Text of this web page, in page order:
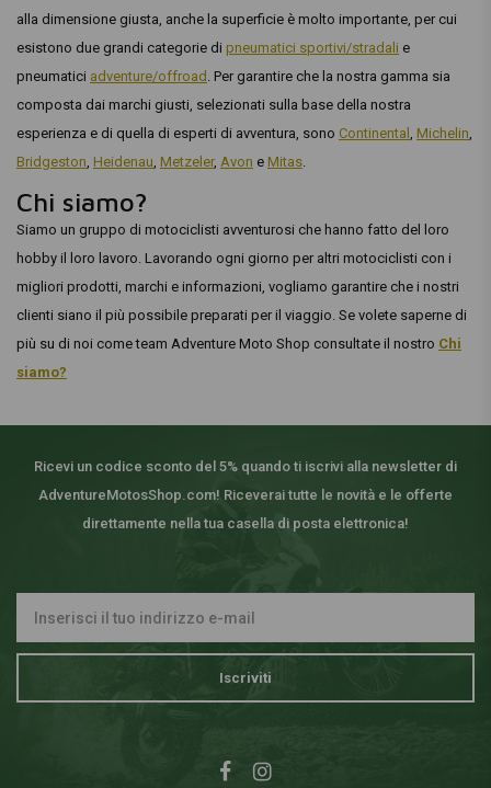
alla dimensione giusta, anche la superficie è molto importante, per cui
esistono due grandi categorie di pneumatici sportivi/stradali e
pneumatici adventure/offroad . Per garantire che la nostra gamma sia
composta dai marchi giusti, selezionati sulla base della nostra
esperienza e di quella di esperti di avventura, sono Continental , Michelin,
Bridgeston, Heidenau, Metzeler, Avon e Mitas.
Chi siamo?
Siamo un gruppo di motociclisti avventurosi che hanno fatto del loro
hobby il loro lavoro. Lavorando ogni giorno per altri motociclisti con i
migliori prodotti, marchi e informazioni, vogliamo garantire che i nostri
clienti siano il più possibile preparati per il viaggio. Se volete saperne di
più su di noi come team Adventure Moto Shop consultate il nostro Chi
siamo?
Ricevi un codice sconto del 5% quando ti iscrivi alla newsletter di
AdventureMotosShop.com! Riceverai tutte le novità e le offerte
direttamente nella tua casella di posta elettronica!
Iscriviti